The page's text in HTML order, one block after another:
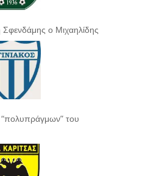
ο Μιχαηλίδης
του